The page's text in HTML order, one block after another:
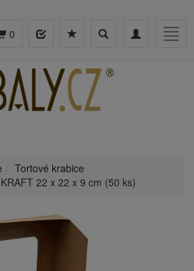
Toggle
Toggle
0
Tortové krabice
22 x 22 x 9 cm (50 ks)